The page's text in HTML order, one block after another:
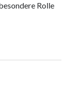
Rolle